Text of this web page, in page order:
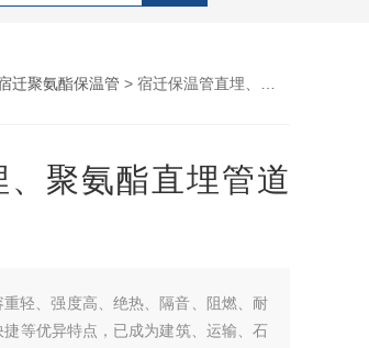
迁聚氨酯保温管 > 宿迁保温管直埋、聚氨酯直埋管道厂家
聚氨酯直埋管道
轻、强度高、绝热、隔音、阻燃、耐
等优异特点，已成为建筑、运输、石